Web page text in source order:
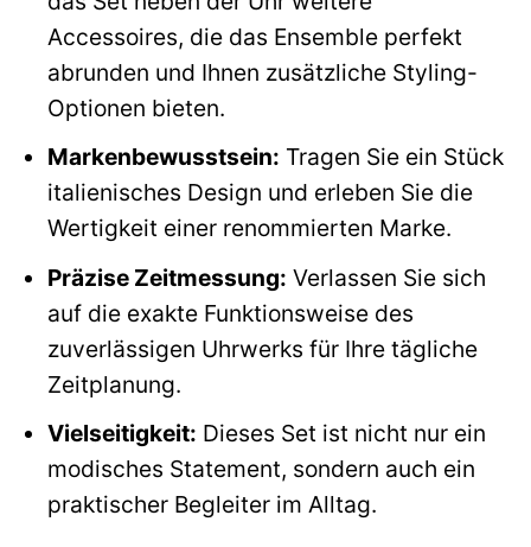
Accessoires, die das Ensemble perfekt
abrunden und Ihnen zusätzliche Styling-
Optionen bieten.
Markenbewusstsein: Tragen Sie ein Stück
italienisches Design und erleben Sie die
Wertigkeit einer renommierten Marke.
Präzise Zeitmessung: Verlassen Sie sich
auf die exakte Funktionsweise des
zuverlässigen Uhrwerks für Ihre tägliche
Zeitplanung.
Vielseitigkeit: Dieses Set ist nicht nur ein
modisches Statement, sondern auch ein
praktischer Begleiter im Alltag.